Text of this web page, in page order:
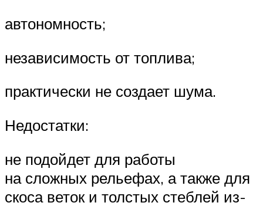
автономность;
независимость от топлива;
практически не создает шума.
Недостатки:
не подойдет для работы
на сложных рельефах, а также для
скоса веток и толстых стеблей из-